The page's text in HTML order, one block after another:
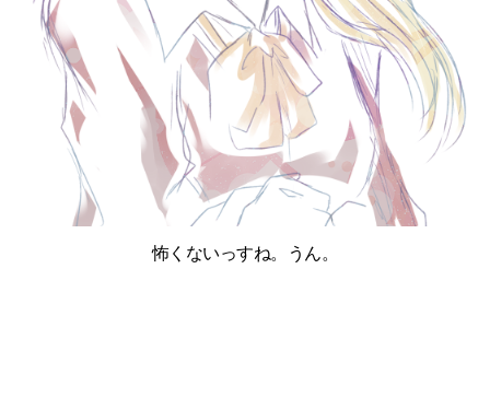
怖くないっすね。うん。